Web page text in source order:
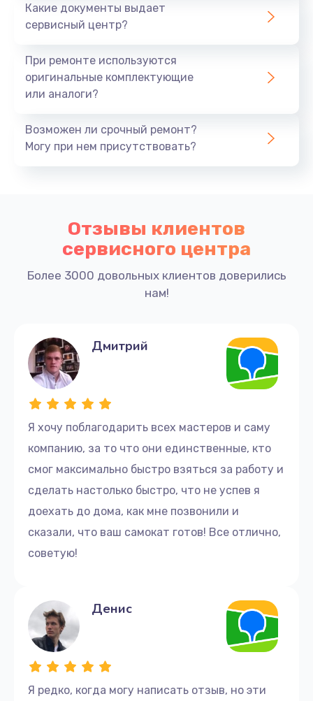
Какие документы выдает
сервисный центр?
При ремонте используются
оригинальные комплектующие
или аналоги?
Возможен ли срочный ремонт?
Могу при нем присутствовать?
Отзывы клиентов
сервисного центра
Более 3000 довольных клиентов доверились
нам!
Я хочу поблагодарить всех мастеров и саму
компанию, за то что они единственные, кто
смог максимально быстро взяться за работу и
сделать настолько быстро, что не успев я
доехать до дома, как мне позвонили и
сказали, что ваш самокат готов! Все отлично,
советую!
Дмитрий
Я редко, когда могу написать отзыв, но эти
Денис